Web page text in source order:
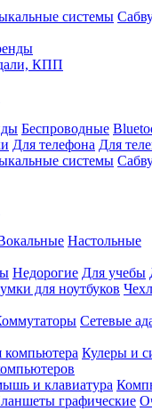
системы
КПП
Беспроводные
Для телефона Для
системы
Настольные
Недорогие Для учебы
для ноутбуков
Сетевые
компьютера Кулеры и
и клавиатура
графические